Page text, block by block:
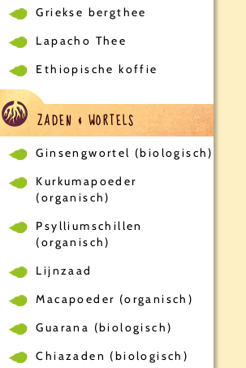
Griekse bergthee
Lapacho Thee
Ethiopische koffie
ZADEN & WORTELS
Ginsengwortel (biologisch)
Kurkumapoeder
(organisch)
Psylliumschillen
(organisch)
Lijnzaad
Macapoeder (organisch)
Guarana (biologisch)
Chiazaden (biologisch)